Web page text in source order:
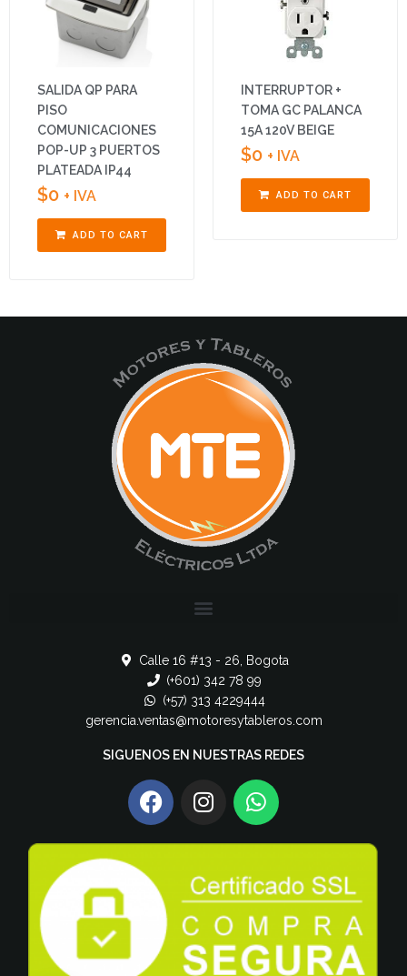
SALIDA QP PARA
PISO
COMUNICACIONES
POP-UP 3 PUERTOS
PLATEADA IP44
$0 + IVA
ADD TO CART
INTERRUPTOR +
TOMA GC PALANCA
15A 120V BEIGE
$0 + IVA
ADD TO CART
Calle 16 #13 - 26, Bogota
(+601) 342 78 99
(+57) 313 4229444
gerencia.ventas@motoresytableros.com
SIGUENOS EN NUESTRAS REDES